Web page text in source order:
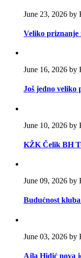
June 23, 2026
Veliko priznanje
June 16, 2026
Još jedno veliko
June 10, 2026
KŽK Čelik BH
June 09, 2026
Budućnost
June 03, 2026
Ajla Hidić nova